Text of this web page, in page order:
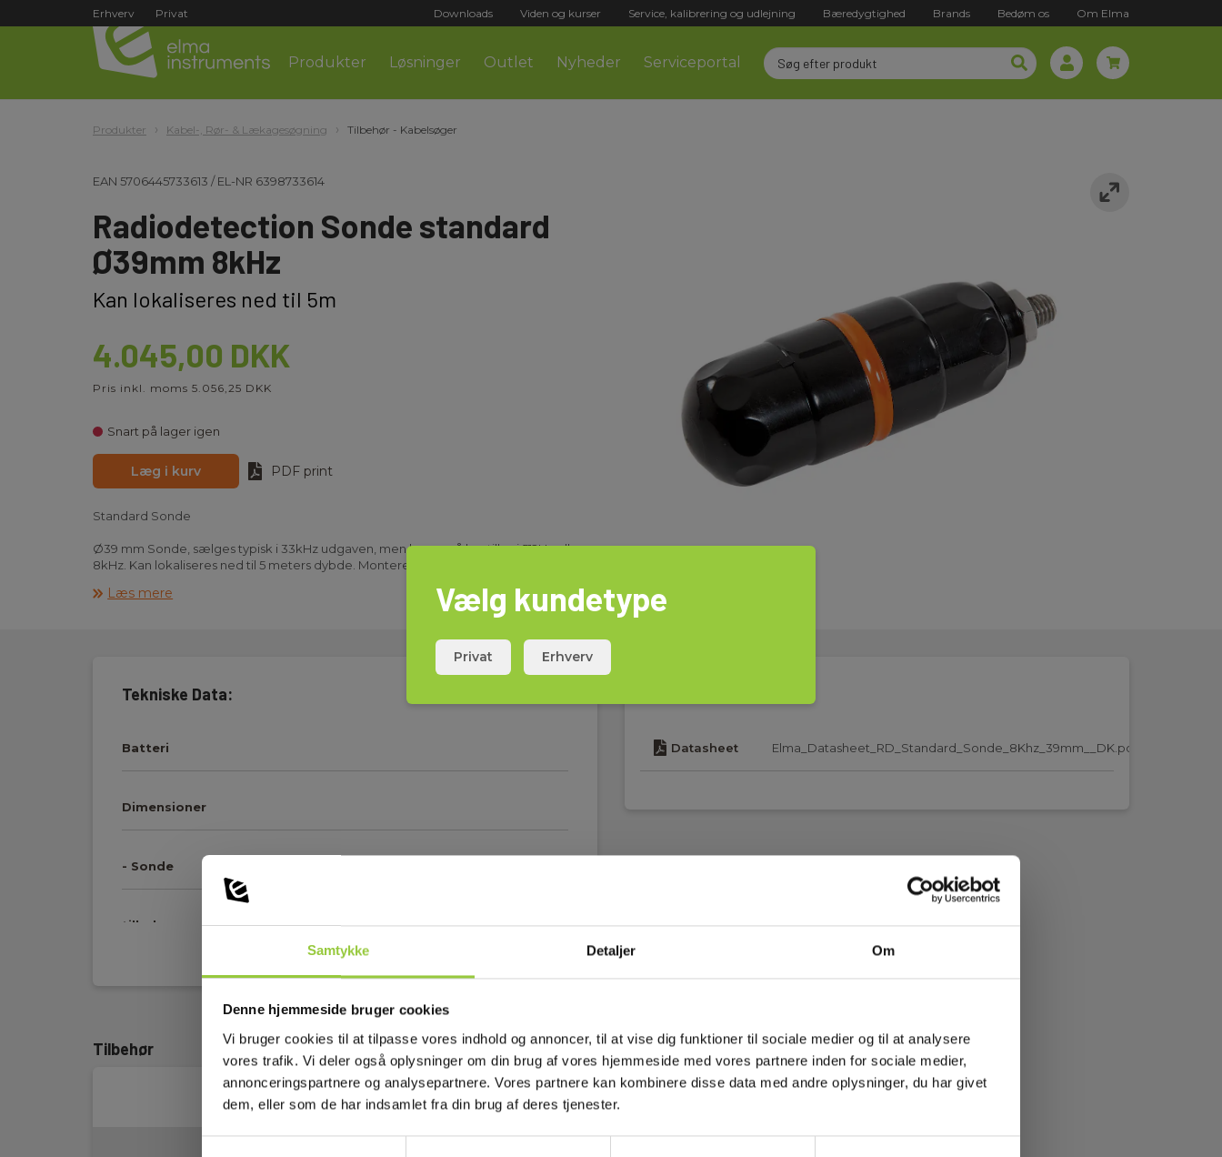
Samtykke Detaljer Om
Denne hjemmeside bruger cookies
Vi bruger cookies til at tilpasse vores indhold og annoncer, til at vise dig funktioner til sociale medier og til at analysere
vores trafik. Vi deler også oplysninger om din brug af vores hjemmeside med vores partnere inden for sociale medier,
annonceringspartnere og analysepartnere. Vores partnere kan kombinere disse data med andre oplysninger, du har givet
dem, eller som de har indsamlet fra din brug af deres tjenester.
Erhverv Privat Downloads Viden og kurser Service, kalibrering og udlejning Bæredygtighed Brands Bedøm os Om Elma
Produkter Løsninger Outlet Nyheder Serviceportal
Produkter Kabel-, Rør- & Lækagesøgning Tilbehør - Kabelsøger
EAN 5706445733613 /EL-NR 6398733614
Radiodetection Sonde standard
Ø39mm 8kHz
Kan lokaliseres ned til 5m
4.045,00 DKK
Pris inkl. moms 5.056,25 DKK
Snart på lager igen
Læg i kurv PDF print
Standard Sonde
Ø39 mm Sonde, sælges typisk i 33kHz udgaven, men kan også bestilles i 512Hz eller
8kHz. Kan lokaliseres ned til 5 meters dybde. Monteres typisk på rørål.
Læs mere
Tekniske Data:
Batteri
Dimensioner
- Sonde
tilbehør
Op til 8 timer
39 mm
Dybdeskarphed: 5 m
Vis mere
Datasheet Elma_Datasheet_RD_Standard_Sonde_8Khz_39mm__DK.pdf
Tilbehør
Vælg kundetype
Privat Erhverv